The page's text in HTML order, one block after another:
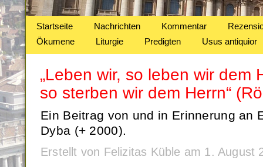
Startseite Nachrichten Kommentar
Ökumene
Liturgie Predigten Usus antiquior
„Leben wir, so leben wir dem
so sterben wir dem Herrn“
Ein Beitrag von und in Erinnerung an
Dyba (+ 2000).
Erstellt von Felizitas Küble am 1. August